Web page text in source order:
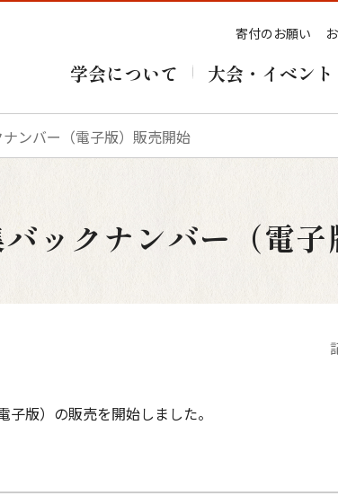
寄付のお願い
学会について 大会・イベント
ンバー（電子版）販売開始
ックナンバー（電子
版）の販売を開始しました。